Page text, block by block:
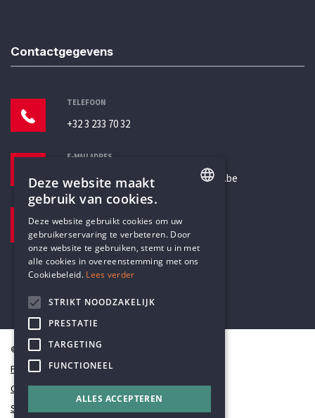
Contactgegevens
TELEFOON
+32 3 233 70 32
E-MAILADRES
secretariaat@humanistischverbond.be
Pottenbrug 4
Antwerpen, 2000
© Humanistisch Verbond 2026
Privacy
Cookiestatement
Sitemap
DUTCH
Deze website maakt
gebruik van cookies.
Deze website gebruikt cookies om uw
gebruikerservaring te verbeteren. Door
onze website te gebruiken, stemt u in met
alle cookies in overeenstemming met ons
Cookiebeleid. Lees verder
STRIKT NOODZAKELIJK
PRESTATIE
TARGETING
FUNCTIONEEL
ALLES ACCEPTEREN